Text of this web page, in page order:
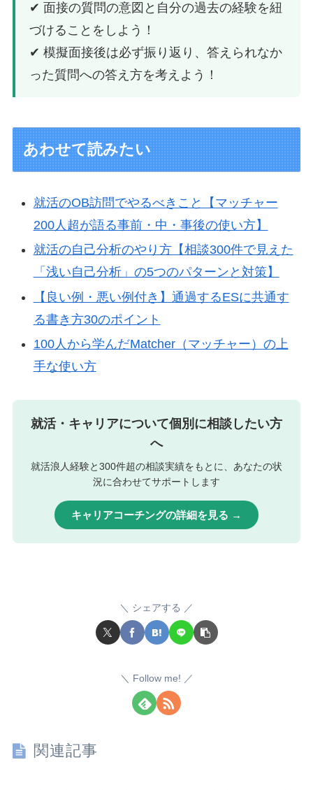
✔ 面接の質問の意図と自分の過去の経験を紐
づけることをしよう！
✔ 模擬面接後は必ず振り返り、答えられなか
った質問への答え方を考えよう！
あわせて読みたい
就活のOB訪問でやるべきこと【マッチャー
200人超が語る事前・中・事後の使い方】
就活の自己分析のやり方【相談300件で見えた
「浅い自己分析」の5つのパターンと対策】
【良い例・悪い例付き】通過するESに共通す
る書き方30のポイント
100人から学んだMatcher（マッチャー）の上
手な使い方
就活・キャリアについて個別に相談したい方
へ
就活浪人経験と300件超の相談実績をもとに、あなたの状
況に合わせてサポートします
キャリアコーチングの詳細を見る →
シェアする
Follow me!
関連記事